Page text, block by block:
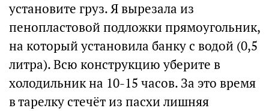
установите груз. Я вырезала из
пенопластовой подложки прямоугольник,
на который установила банку с водой (0,5
литра). Всю конструкцию уберите в
холодильник на 10-15 часов. За это время
в тарелку стечёт из пасхи лишняя